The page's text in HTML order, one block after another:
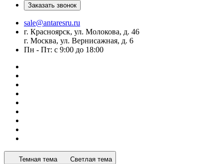
Заказать звонок
sale@antaresru.ru
г. Красноярск, ул. Молокова, д. 46
г. Москва, ул. Вернисажная, д. 6
Пн - Пт: с 9:00 до 18:00
Темная тема Светлая тема